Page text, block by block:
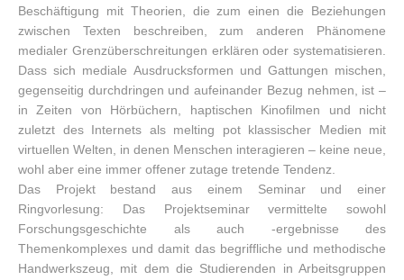
Beschäftigung mit Theorien, die zum einen die Beziehungen
zwischen Texten beschreiben, zum anderen Phänomene
medialer Grenzüberschreitungen erklären oder systematisieren.
Dass sich mediale Ausdrucksformen und Gattungen mischen,
gegenseitig durchdringen und aufeinander Bezug nehmen, ist –
in Zeiten von Hörbüchern, haptischen Kinofilmen und nicht
zuletzt des Internets als melting pot klassischer Medien mit
virtuellen Welten, in denen Menschen interagieren – keine neue,
wohl aber eine immer offener zutage tretende Tendenz.
Das Projekt bestand aus einem Seminar und einer
Ringvorlesung: Das Projektseminar vermittelte sowohl
Forschungsgeschichte als auch ‑ergebnisse des
Themenkomplexes und damit das begriffliche und methodische
Handwerkszeug, mit dem die Studierenden in Arbeitsgruppen